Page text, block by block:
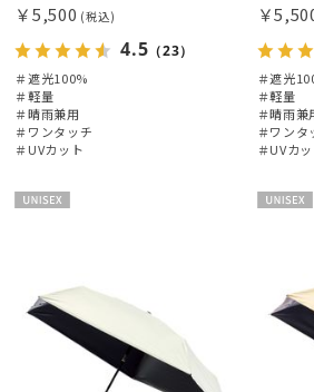
販売状況
入荷状況
￥5,500 (税込)
4.5 （23）
＃遮光100%
＃軽量
＃晴雨兼用
＃ワンタッチ
＃UVカット
￥
＃遮光
＃軽量
＃晴雨兼
＃ワンタ
＃UVカ